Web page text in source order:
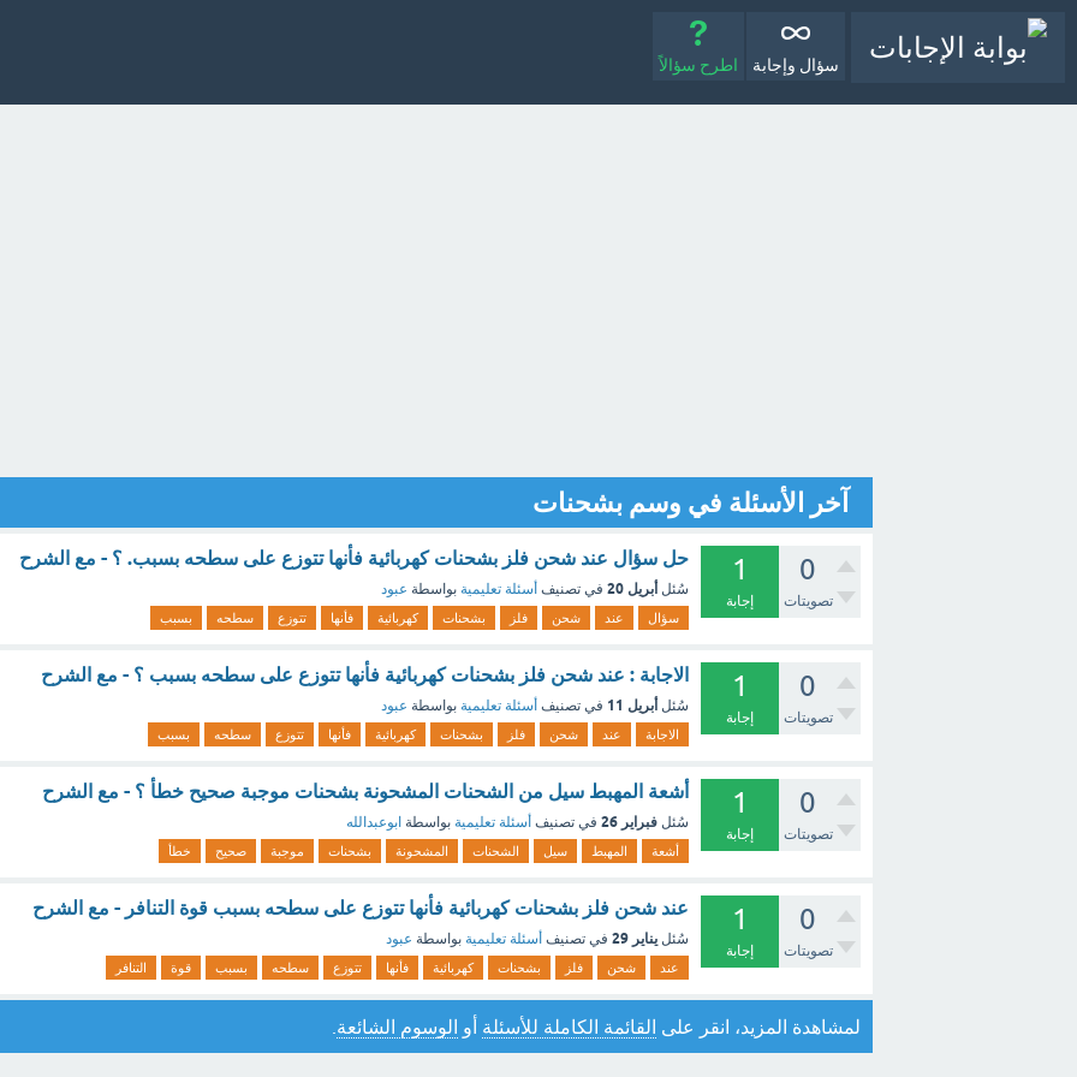
سؤال وإجابة اطرح سؤالاً
آخر الأسئلة في وسم بشحنات
0
تصويتات
1
إجابة
حل سؤال عند شحن فلز بشحنات كهربائية فأنها تتوزع على سطحه بسبب. ؟ - مع الشرح
سُئل أبريل 20 في تصنيف أسئلة تعليمية بواسطة عبود
سؤال عند شحن فلز بشحنات كهربائية فأنها تتوزع سطحه بسبب
0
تصويتات
1
إجابة
الاجابة : عند شحن فلز بشحنات كهربائية فأنها تتوزع على سطحه بسبب ؟ - مع الشرح
سُئل أبريل 11 في تصنيف أسئلة تعليمية بواسطة عبود
الاجابة عند شحن فلز بشحنات كهربائية فأنها تتوزع سطحه بسبب
0
تصويتات
1
إجابة
أشعة المهبط سيل من الشحنات المشحونة بشحنات موجبة صحيح خطأ ؟ - مع الشرح
سُئل فبراير 26 في تصنيف أسئلة تعليمية بواسطة ابوعبدالله
أشعة المهبط سيل الشحنات المشحونة بشحنات موجبة صحيح خطأ
0
تصويتات
1
إجابة
عند شحن فلز بشحنات كهربائية فأنها تتوزع على سطحه بسبب قوة التنافر - مع الشرح
سُئل يناير 29 في تصنيف أسئلة تعليمية بواسطة عبود
عند شحن فلز بشحنات كهربائية فأنها تتوزع سطحه بسبب قوة التنافر
لمشاهدة المزيد، انقر على القائمة الكاملة للأسئلة أو الوسوم الشائعة